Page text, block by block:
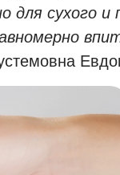
для сухого